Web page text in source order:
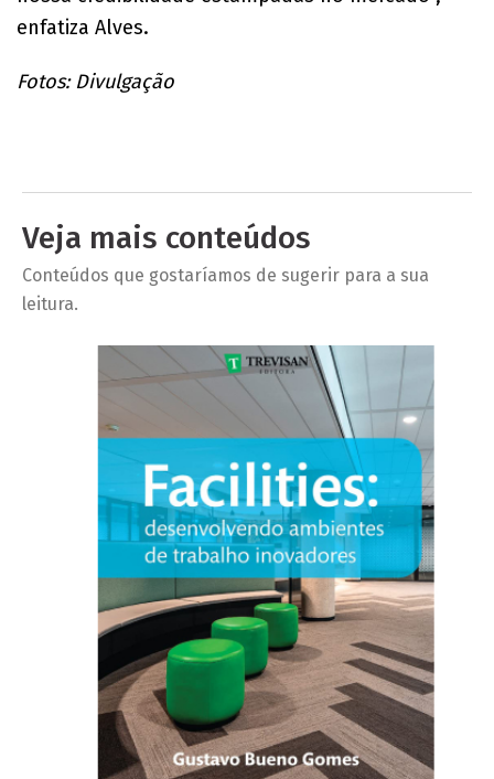
enfatiza Alves.
Fotos: Divulgação
Veja mais conteúdos
Conteúdos que gostaríamos de sugerir para a sua
leitura.